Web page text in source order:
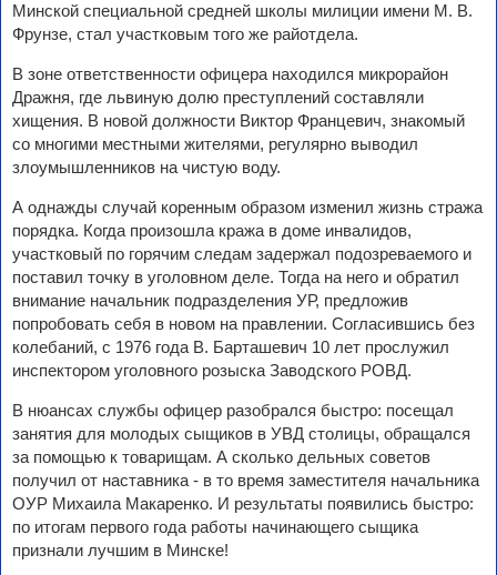
Минской специальной средней школы милиции имени М. В.
Фрунзе, стал участковым того же райотдела.
В зоне ответственности офицера находился микрорайон
Дражня, где львиную долю преступлений составляли
хищения. В новой должности Виктор Францевич, знакомый
со многими местными жителями, регулярно выводил
злоумышленников на чистую воду.
А однажды случай коренным образом изменил жизнь стража
порядка. Когда произошла кража в доме инвалидов,
участковый по горячим следам задержал подозреваемого и
поставил точку в уголовном деле. Тогда на него и обратил
внимание начальник подразделения УР, предложив
попробовать себя в новом на правлении. Согласившись без
колебаний, с 1976 года В. Барташевич 10 лет прослужил
инспектором уголовного розыска Заводского РОВД.
В нюансах службы офицер разобрался быстро: посещал
занятия для молодых сыщиков в УВД столицы, обращался
за помощью к товарищам. А сколько дельных советов
получил от наставника - в то время заместителя начальника
ОУР Михаила Макаренко. И результаты появились быстро:
по итогам первого года работы начинающего сыщика
признали лучшим в Минске!